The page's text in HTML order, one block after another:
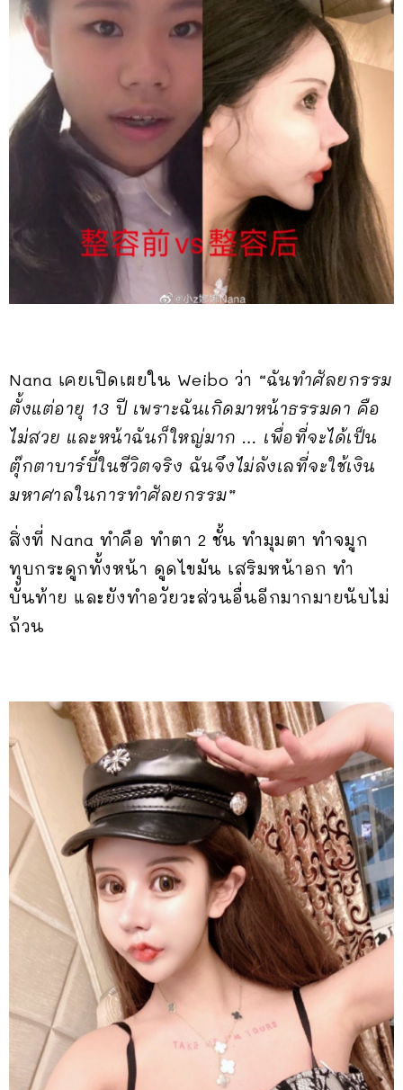
Nana เคยเปิดเผยใน Weibo ว่า “ฉันทำศัลยกรรม
ตั้งแต่อายุ 13 ปี เพราะฉันเกิดมาหน้าธรรมดา คือ
ไม่สวย และหน้าฉันก็ใหญ่มาก … เพื่อที่จะได้เป็น
ตุ๊กตาบาร์บี้ในชีวิตจริง ฉันจึงไม่ลังเลที่จะใช้เงิน
มหาศาลในการทำศัลยกรรม”
สิ่งที่ Nana ทำคือ ทำตา 2 ชั้น ทำมุมตา ทำจมูก
ทุบกระดูกทั้งหน้า ดูดไขมัน เสริมหน้าอก ทำ
บั้นท้าย และยังทำอวัยวะส่วนอื่นอีกมากมายนับไม่
ถ้วน